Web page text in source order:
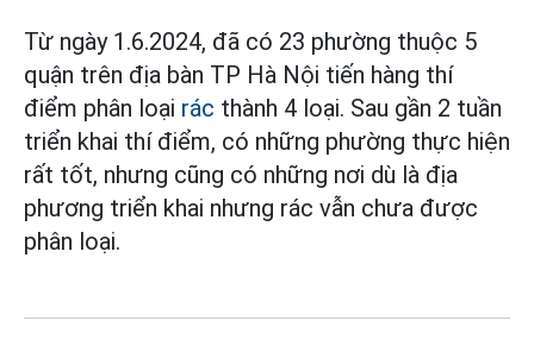
Từ ngày 1.6.2024, đã có 23 phường thuộc 5
quận trên địa bàn TP Hà Nội tiến hàng thí
điểm phân loại rác thành 4 loại. Sau gần 2 tuần
triển khai thí điểm, có những phường thực hiện
rất tốt, nhưng cũng có những nơi dù là địa
phương triển khai nhưng rác vẫn chưa được
phân loại.